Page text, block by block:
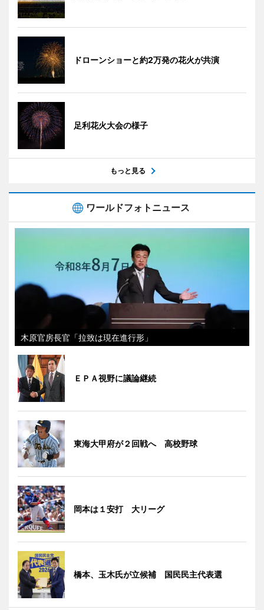
ドローンショーと約2万発の花火が共演
足利花火大会の様子
もっと見る
ワールドフォトニュース
木原官房長官「拉致は現在進行形」
ＥＰＡ視野に議論継続
東海大甲府が２回戦へ 高校野球
岡本は１安打 大リーグ
橋本、玉木氏が立候補 国民民主代表選